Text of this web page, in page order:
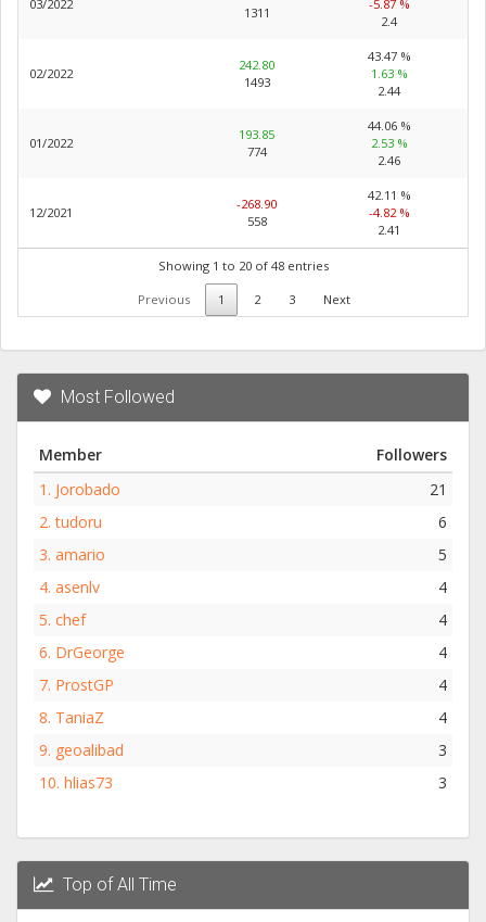
03/2022
1311
-5.87 %
2.4
02/2022
242.80
1493
43.47 %
1.63 %
2.44
01/2022
193.85
774
44.06 %
2.53 %
2.46
12/2021
-268.90
558
42.11 %
-4.82 %
2.41
Showing 1 to 20 of 48 entries
Previous 1 2 3 Next
Most Followed
Member
Followers
1. Jorobado
21
2.tudoru
6
3. amario
5
4. asenlv
4
5. chef
4
6. DrGeorge
4
7. ProstGP
4
8. TaniaZ
4
9. geoalibad
3
10. hlias73 3
Top of All Time